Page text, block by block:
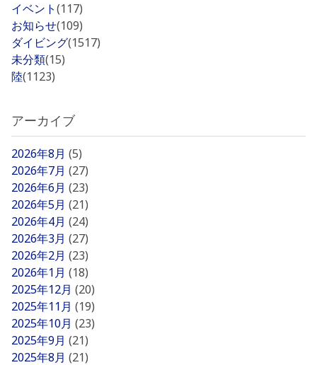
イベント(117)
お知らせ(109)
ダイビング(1517)
未分類(15)
陸(1123)
アーカイブ
2026年8月 (5)
2026年7月 (27)
2026年6月 (23)
2026年5月 (21)
2026年4月 (24)
2026年3月 (27)
2026年2月 (23)
2026年1月 (18)
2025年12月 (20)
2025年11月 (19)
2025年10月 (23)
2025年9月 (21)
2025年8月 (21)